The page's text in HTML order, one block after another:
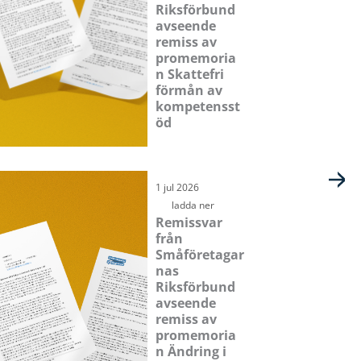
Riksförbund
avseende
remiss av
promemoria
n Skattefri
förmån av
kompetensst
öd
1 jul 2026
ladda ner
Remissvar
från
Småföretagar
nas
Riksförbund
avseende
remiss av
promemoria
n Ändring i